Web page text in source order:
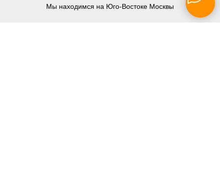
Мы находимся на Юго-Востоке Москвы